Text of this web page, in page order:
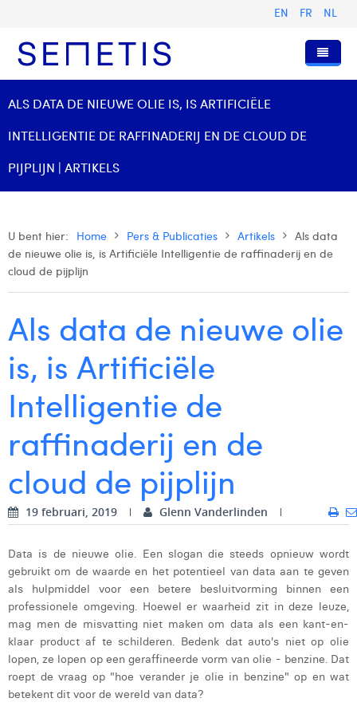
EN FR NL
Digital Advertising
Digital Business Intelligence
Trainingen
Wie zijn wij
Onze Geschiedenis
Anouk Allegaert
Camille Servais
Dhan Claes
Diane Tremouroux
Edouard Polet
Elio Civalleri
Eliott Pousset
Glenn Vanderlinden
Hanne Van Loock
Janne Beke
Jonas Geiregat
Justine Cremer
Onze Waarden
Certificeringen
Pers & Publicaties
Presentaties en Cases
Vacatures
Digital Business Analyst
Digital Business Intern
ALS DATA DE NIEUWE OLIE IS, IS ARTIFICIËLE
INTELLIGENTIE DE RAFFINADERIJ EN DE CLOUD DE
PIJPLIJN | ARTIKELS
U bent hier: Home Pers & Publicaties Artikels
Als data
de nieuwe olie is, is Artificiële Intelligentie de raffinaderij en de
cloud de pijplijn
Als data de nieuwe olie
is, is Artificiële
Intelligentie de
raffinaderij en de
cloud de pijplijn
19 februari, 2019 Glenn Vanderlinden
Data is de nieuwe olie. Een slogan die steeds opnieuw wordt
gebruikt om de waarde en het potentieel van data aan te geven
als hulpmiddel voor een betere besluitvorming binnen een
professionele omgeving. Hoewel er waarheid zit in deze leuze,
mag men de misvatting niet maken om data als een kant-en-
klaar product af te schilderen. Bedenk dat auto's niet op olie
lopen, ze lopen op een geraffineerde vorm van olie - benzine. Dat
roept de vraag op "hoe verander je olie in benzine" op en wat
betekent dit voor de wereld van data?